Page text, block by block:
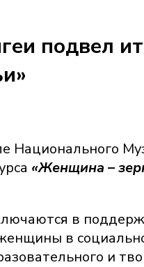
подвел
Национального
«Женщина –
в
в
и